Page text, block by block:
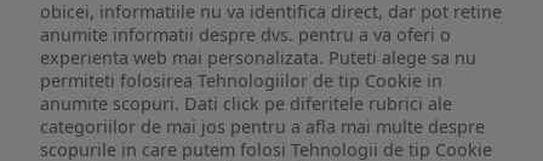
obicei, informatiile nu va identifica direct, dar pot retine
anumite informatii despre dvs. pentru a va oferi o
experienta web mai personalizata. Puteti alege sa nu
permiteti folosirea Tehnologiilor de tip Cookie in
anumite scopuri. Dati click pe diferitele rubrici ale
categoriilor de mai jos pentru a afla mai multe despre
scopurile in care putem folosi Tehnologii de tip Cookie